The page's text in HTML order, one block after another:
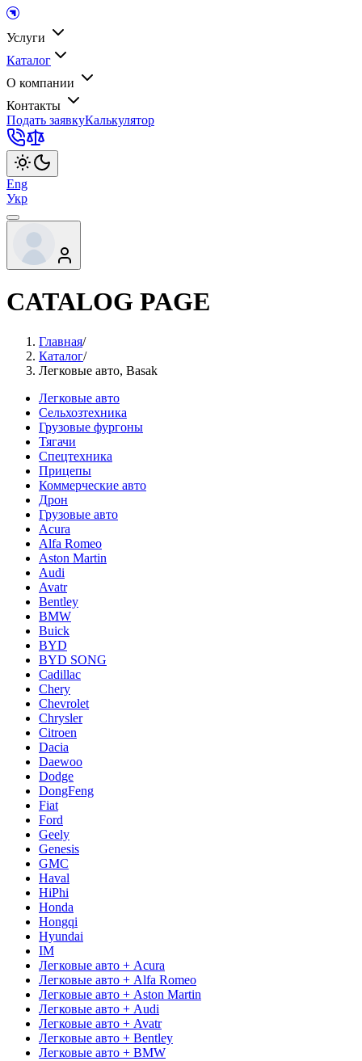
Услуги
Каталог
О компании
Контакты
Подать заявкуКалькулятор
Eng
Укр
CATALOG PAGE
Главная/
Каталог/
Легковые авто, Basak
Легковые авто
Сельхозтехника
Грузовые фургоны
Тягачи
Спецтехника
Прицепы
Коммерческие авто
Дрон
Грузовые авто
Acura
Alfa Romeo
Aston Martin
Audi
Avatr
Bentley
BMW
Buick
BYD
BYD SONG
Cadillac
Chery
Chevrolet
Chrysler
Citroen
Dacia
Daewoo
Dodge
DongFeng
Fiat
Ford
Geely
Genesis
GMC
Haval
HiPhi
Honda
Hongqi
Hyundai
IM
Легковые авто + Acura
Легковые авто + Alfa Romeo
Легковые авто + Aston Martin
Легковые авто + Audi
Легковые авто + Avatr
Легковые авто + Bentley
Легковые авто + BMW